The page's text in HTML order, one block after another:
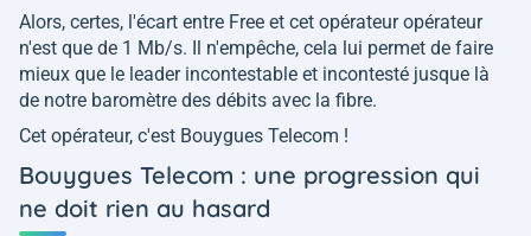
Alors, certes, l'écart entre Free et cet opérateur opérateur
n'est que de 1 Mb/s. Il n'empêche, cela lui permet de faire
mieux que le leader incontestable et incontesté jusque là
de notre baromètre des débits avec la fibre.
Cet opérateur, c'est Bouygues Telecom !
Bouygues Telecom : une progression qui
ne doit rien au hasard